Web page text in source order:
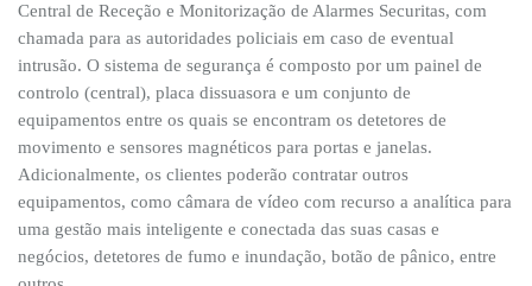
Central de Receção e Monitorização de Alarmes Securitas, com
chamada para as autoridades policiais em caso de eventual
intrusão. O sistema de segurança é composto por um painel de
controlo (central), placa dissuasora e um conjunto de
equipamentos entre os quais se encontram os detetores de
movimento e sensores magnéticos para portas e janelas.
Adicionalmente, os clientes poderão contratar outros
equipamentos, como câmara de vídeo com recurso a analítica para
uma gestão mais inteligente e conectada das suas casas e
negócios, detetores de fumo e inundação, botão de pânico, entre